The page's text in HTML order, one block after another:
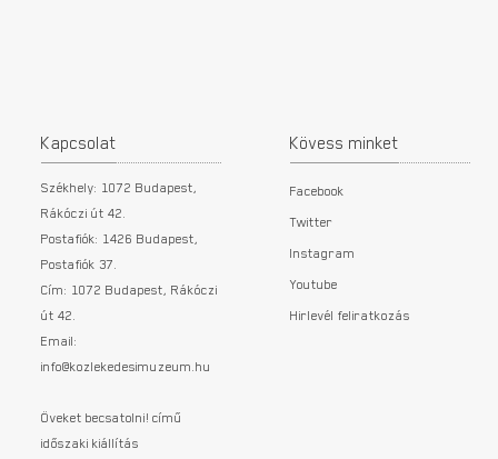
Kapcsolat
Székhely: 1072 Budapest,
Rákóczi út 42.
Postafiók: 1426 Budapest,
Postafiók 37.
Cím: 1072 Budapest, Rákóczi
út 42.
Email:
info@kozlekedesimuzeum.hu
Öveket becsatolni! című
időszaki kiállítás
Kövess minket
Facebook
Twitter
Instagram
Youtube
Hirlevél feliratkozás